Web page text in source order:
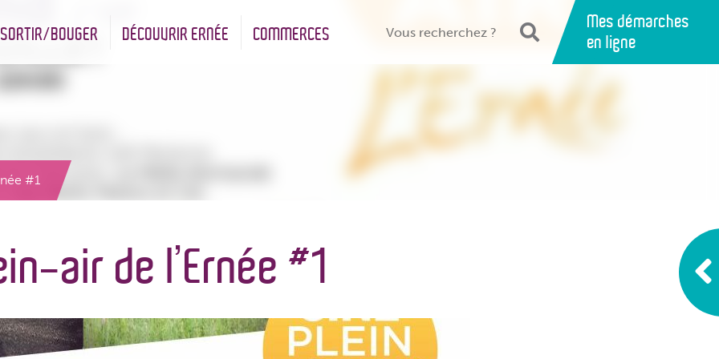
SORTIR/BOUGER DÉCOUVRIR ERNÉE COMMERCES
Mes démarches
en ligne
#1
air de l’Ernée #1